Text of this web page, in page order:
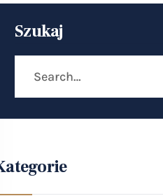
Szukaj